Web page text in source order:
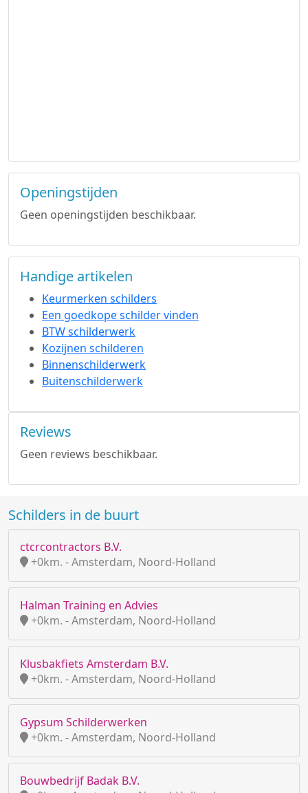
Openingstijden
Geen openingstijden beschikbaar.
Handige artikelen
Keurmerken schilders
Een goedkope schilder vinden
BTW schilderwerk
Kozijnen schilderen
Binnenschilderwerk
Buitenschilderwerk
Reviews
Geen reviews beschikbaar.
Schilders in de buurt
ctcrcontractors B.V.
+0km. - Amsterdam, Noord-Holland
Halman Training en Advies
+0km. - Amsterdam, Noord-Holland
Klusbakfiets Amsterdam B.V.
+0km. - Amsterdam, Noord-Holland
Gypsum Schilderwerken
+0km. - Amsterdam, Noord-Holland
Bouwbedrijf Badak B.V.